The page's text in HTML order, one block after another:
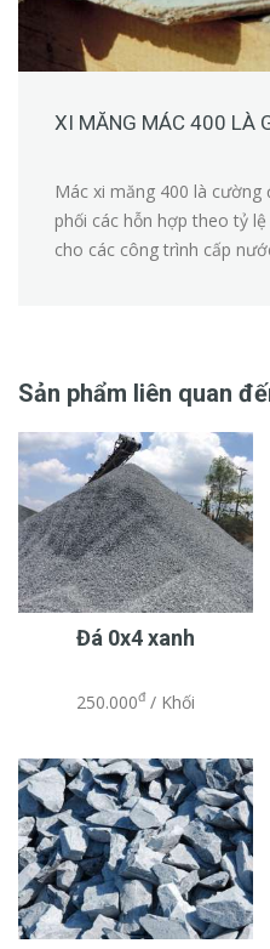
XI MĂNG MÁC 400 LÀ
Mác xi măng 400 là
phối các hỗn hợp theo tỷ
cho các công trình cấp
Sản phẩm liên quan
Đá 0x4 xanh
250.000đ/ Khối